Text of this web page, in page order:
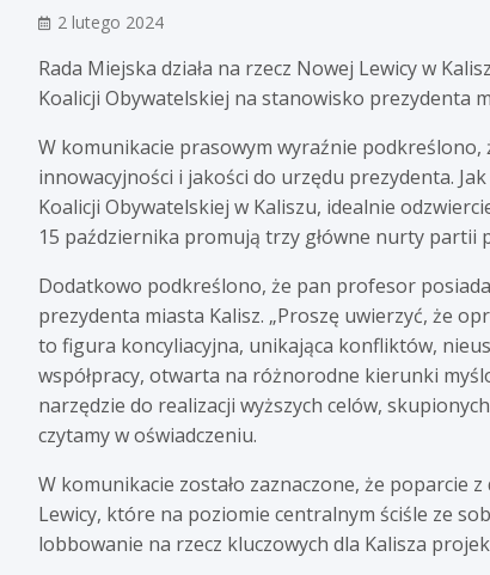
2 lutego 2024
Rada Miejska działa na rzecz Nowej Lewicy w
Koalicji Obywatelskiej na stanowisko prezydenta
W komunikacie prasowym wyraźnie
innowacyjności i jakości do urzędu prezydenta.
Koalicji Obywatelskiej w Kaliszu, idealnie
15 października promują trzy główne nurty partii
Dodatkowo podkreślono, że pan profesor
prezydenta miasta Kalisz. „Proszę uwierzyć, że
to figura koncyliacyjna, unikająca konfliktów,
współpracy, otwarta na różnorodne kierunki
narzędzie do realizacji wyższych celów,
czytamy w oświadczeniu.
W komunikacie zostało zaznaczone, że poparcie
Lewicy, które na poziomie centralnym ściśle ze
lobbowanie na rzecz kluczowych dla Kalisza